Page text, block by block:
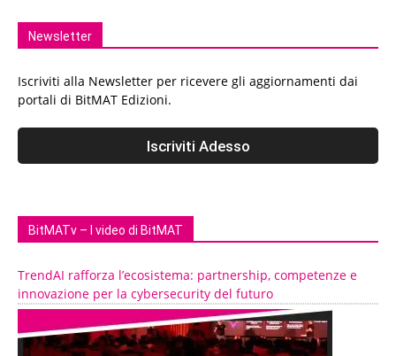
Newsletter
Iscriviti alla Newsletter per ricevere gli aggiornamenti dai
portali di BitMAT Edizioni.
BitMATv – I video di BitMAT
TrendAI rafforza l’ecosistema: partnership, competenze e
innovazione per la cybersecurity del futuro